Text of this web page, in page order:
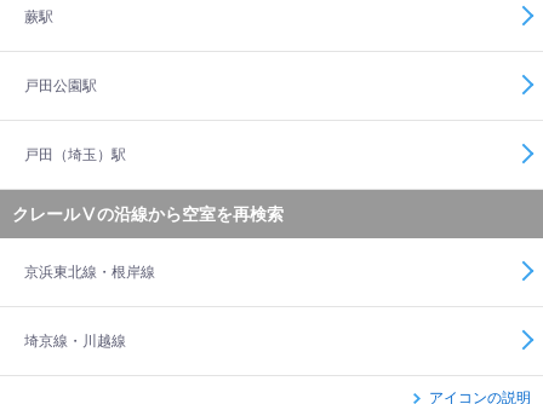
蕨駅
戸田公園駅
戸田（埼玉）駅
クレールⅤの沿線から空室を再検索
京浜東北線・根岸線
埼京線・川越線
アイコンの説明